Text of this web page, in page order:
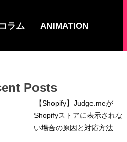
コラム ANIMATION
Posts
【Shopify】Judge.meが
Shopifyストアに表示されな
い場合の原因と対応方法